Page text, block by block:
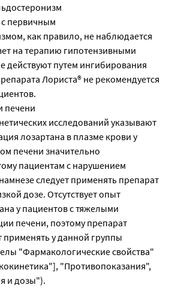
с первичным
как правило, не наблюдается
на терапию гипотензивными
действуют путем ингибирования
Лориста® не рекомендуется
печени
исследований указывают
лозартана в плазме крови у
печени значительно
пациентам с нарушением
следует применять препарат
дозе. Отсутствует опыт
у пациентов с тяжелыми
печени, поэтому препарат
применять у данной группы
"Фармакологические свойства"
"Противопоказания",
и дозы").